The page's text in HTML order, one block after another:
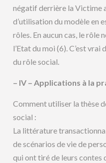
négatif derrière la Victime
d’utilisation du modèle en
rôles. En aucun cas, le rôle
l’Etat du moi (6). C’est
du rôle social.
– IV – Applications à la
Comment utiliser la thèse
social :
La littérature
de scénarios de vie de
qui ont tiré de leurs contes